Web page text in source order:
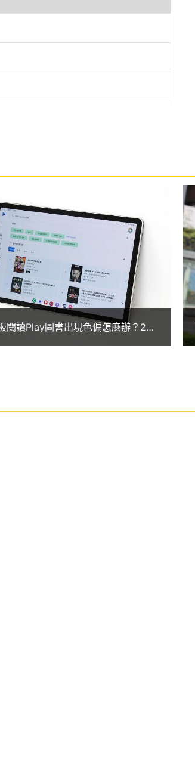
質感；側邊具備電源鍵整合指紋
13 作業系統、One UI Tab 操作
帶來卓越的效能和處理能力，內
的擴充，支援 Wi-Fi 6、藍牙
素鏡頭，具備自動對焦，輕鬆拍
而前置 1,200 萬畫素鏡頭，視訊會
了獲得 IP68 防塵防水等級認
、盡情表達豐富靈感，開啟更多創
力完全釋放。
模擬如桌機般的使用體驗，創造
（90Hz 螢幕更新率）
閱讀Play圖書出現色偏怎麼辦？2招